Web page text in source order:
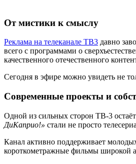
От мистики к смыслу
Реклама на телеканале ТВ3 давно
всего с программами о
качественного отечественного
Сегодня в эфире можно увидеть не
Современные проекты и
Одной из сильных сторон ТВ-3
ДиКаприо!» стали не просто
Канал активно поддерживает
короткометражные фильмы широкой